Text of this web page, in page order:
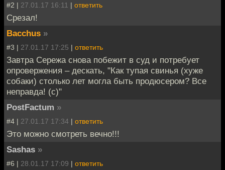
#2 | 27.01.17 16:11 | ответить
Срезал!
Bacchus »
#3 | 27.01.17 17:25 | ответить
Завтра Сережа снова побежит в суд и потребует
опровержения – дескать, "Как тупая свинья (хуже
собаки) столько лет могла быть продюсером? Все
неправда! (c)"
PostFactum »
#4 | 27.01.17 17:34 | ответить
Это можно смотреть вечно!!!
Sashas »
#6 | 28.01.17 17:09 | ответить